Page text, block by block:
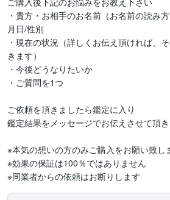
・貴方・お相手のお名前（お名前の読み
月日/性別
・現在の状況（詳しくお伝え頂ければ、
きます）
・今後どうなりたいか
・ご質問を1つ
ご依頼を頂きましたら鑑定に入り
鑑定結果をメッセージでお伝えさせて頂
※本気の想いの方のみご購入をお願い致し
※効果の保証は100％ではありません